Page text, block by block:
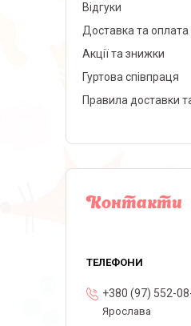
Відгуки
Доставка та оплата
Акції та знижки
Гуртова співпраця
Правила доставки
Контакти
+380 (97) 552-
Ярослава